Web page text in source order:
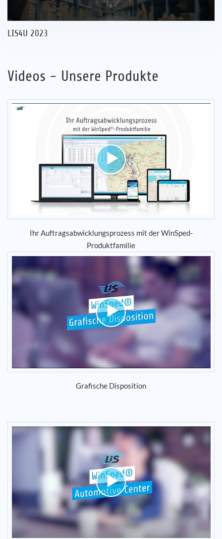
LIS4U 2023
Videos - Unsere Produkte
Ihr Auftragsabwicklungsprozess mit der WinSped-
Produktfamilie
Grafische Disposition